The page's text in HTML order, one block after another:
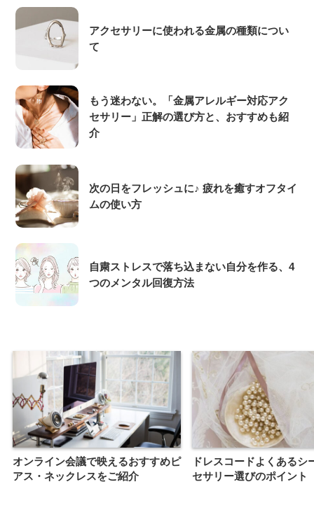
アクセサリーに使われる金属の種類につい
て
もう迷わない。「金属アレルギー対応アク
セサリー」正解の選び方と、おすすめも紹
介
次の日をフレッシュに♪ 疲れを癒すオフタイ
ムの使い方
自粛ストレスで落ち込まない自分を作る、4
つのメンタル回復方法
オンライン会議で映えるおすすめピ
アス・ネックレスをご紹介
ドレスコードよくあるシ
セサリー選びのポイント